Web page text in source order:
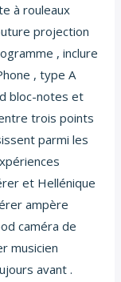
à rouleaux
projection
, inclure
, type A
bloc-notes et
trois points
parmi les
et Hellénique
ampère
caméra de
musicien
avant .